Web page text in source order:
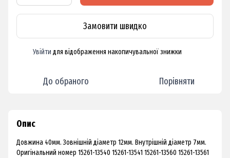
Замовити швидко
Увійти для відображення накопичувальної знижки
До обраного Порівняти
Опис
Довжина 40мм. Зовнішній діаметр 12мм. Внутрішній діаметр 7мм.
Оригінальний номер 15261-13540 15261-13541 15261-13560 15261-13561